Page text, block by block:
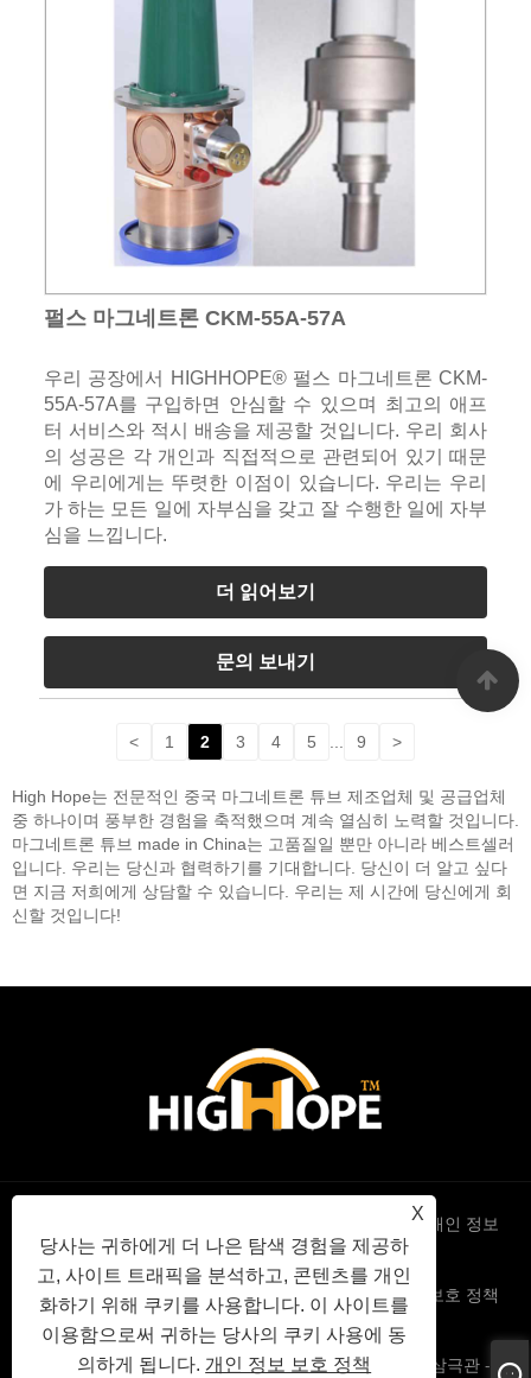
펄스 마그네트론 CKM-55A-57A
우리 공장에서 HIGHHOPE® 펄스 마그네트론 CKM-
55A-57A를 구입하면 안심할 수 있으며 최고의 애프
터 서비스와 적시 배송을 제공할 것입니다. 우리 회사
의 성공은 각 개인과 직접적으로 관련되어 있기 때문
에 우리에게는 뚜렷한 이점이 있습니다. 우리는 우리
가 하는 모든 일에 자부심을 갖고 잘 수행한 일에 자부
심을 느낍니다.
더 읽어보기
문의 보내기
< 1 2 3 4 5 9 >
High Hope는 전문적인 중국 마그네트론 튜브 제조업체 및 공급업체
중 하나이며 풍부한 경험을 축적했으며 계속 열심히 노력할 것입니다.
마그네트론 튜브 made in China는 고품질일 뿐만 아니라 베스트셀러
입니다. 우리는 당신과 협력하기를 기대합니다. 당신이 더 알고 싶다
면 지금 저희에게 상담할 수 있습니다. 우리는 제 시간에 당신에게 회
신할 것입니다!
X
당사는 귀하에게 더 나은 탐색 경험을 제공하
고, 사이트 트래픽을 분석하고, 콘텐츠를 개인
화하기 위해 쿠키를 사용합니다. 이 사이트를
이용함으로써 귀하는 당사의 쿠키 사용에 동
의하게 됩니다. 개인 정보 보호 정책
개인 정보
보호 정책
Copyright © 2022 High Hope International Inc - 진공관 삼극관 - All